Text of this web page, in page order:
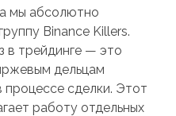
мы абсолютно
Binance Killers.
в трейдинге — это
дельцам
процессе сделки. Этот
работу отдельных